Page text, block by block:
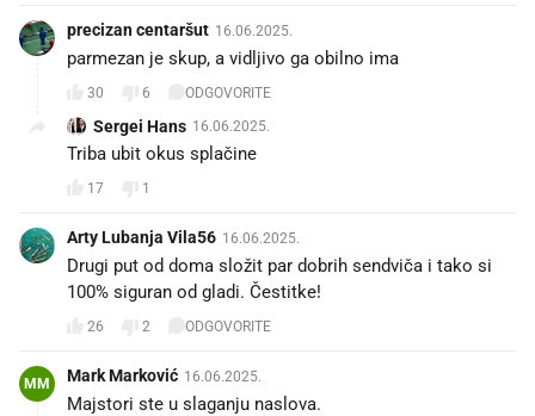
precizan centaršut 16.06.2025.
parmezan je skup, a vidljivo ga obilno ima
30 6 ODGOVORITE
Sergei Hans 16.06.2025.
Triba ubit okus splačine
17 1
Arty Lubanja Vila56 16.06.2025.
Drugi put od doma složit par dobrih sendviča i tako si
100% siguran od gladi. Čestitke!
26 2 ODGOVORITE
MM Mark Marković 16.06.2025.
Majstori ste u slaganju naslova.